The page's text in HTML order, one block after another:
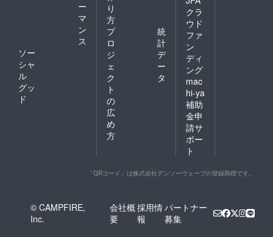
ー
マ
ン
ス
ソー
シャ
ル
グッ
ド
り
方
プ
ロ
ジ
ェ
ク
ト
の
広
め
方
統
計
デ
ー
タ
クラ
ウド
ファ
ン
ディ
ング
mac
hi-ya
補助
金申
請サ
ポー
ト
「QRコード」は株式会社デンソーウェーブの登録商標です。
© CAMPFIRE,
Inc.
会社概
要
採用情
報
パートナー
募集